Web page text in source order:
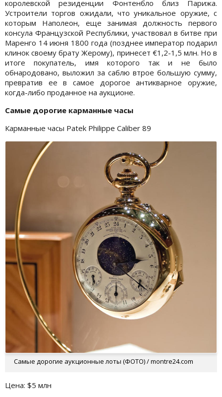
королевской резиденции Фонтенбло близ Парижа.
Устроители торгов ожидали, что уникальное оружие, с
которым Наполеон, еще занимая должность первого
консула Французской Республики, участвовал в битве при
Маренго 14 июня 1800 года (позднее император подарил
клинок своему брату Жерому), принесет €1,2-1,5 млн. Но в
итоге покупатель, имя которого так и не было
обнародовано, выложил за саблю втрое большую сумму,
превратив ее в самое дорогое антикварное оружие,
когда-либо проданное на аукционе.
Самые дорогие карманные часы
Карманные часы Patek Philippe Caliber 89
Самые дорогие аукционные лоты (ФОТО) / montre24.com
Цена: $5 млн